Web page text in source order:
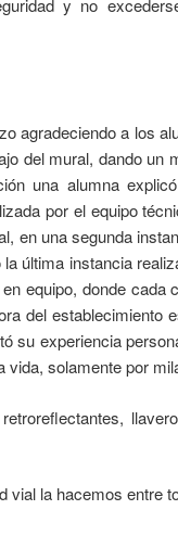
y no
agradeciendo a los
del mural, dando un
una alumna
por el equipo
en una segunda
última instancia
equipo, donde cada
del establecimiento
su experiencia
vida, solamente por
vial la hacemos entre